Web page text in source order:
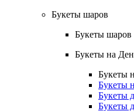
Букеты шаров
Букеты шаров
Букеты на
Букеты
Букеты
Букеты
Букеты